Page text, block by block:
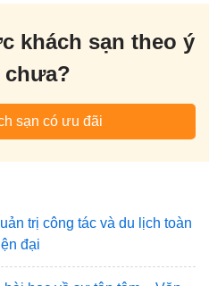
khách sạn theo ý
chưa?
sạn có ưu đãi
trị công tác và du lịch toàn
đại